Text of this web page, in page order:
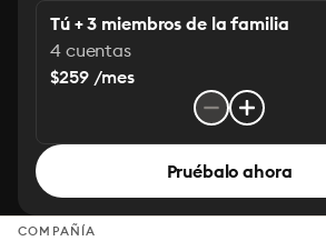
Tú + 3 miembros de la familia
4 cuentas
$259 /mes
Pruébalo ahora
COMPAÑÍA